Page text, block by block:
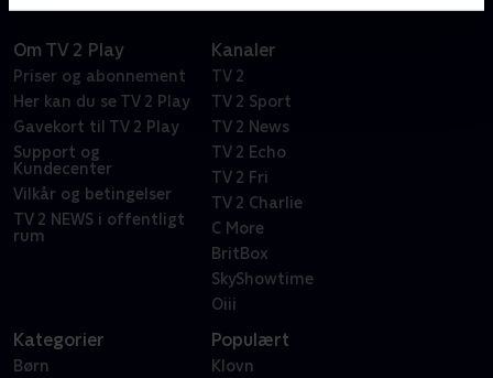
Om TV 2 Play
Priser og abonnement
Her kan du se TV 2 Play
Gavekort til TV 2 Play
Support og
Kundecenter
Vilkår og betingelser
TV 2 NEWS i offentligt
rum
Kanaler
TV 2
TV 2 Sport
TV 2 News
TV 2 Echo
TV 2 Fri
TV 2 Charlie
C More
BritBox
SkyShowtime
Oiii
Kategorier
Børn
Populært
Klovn